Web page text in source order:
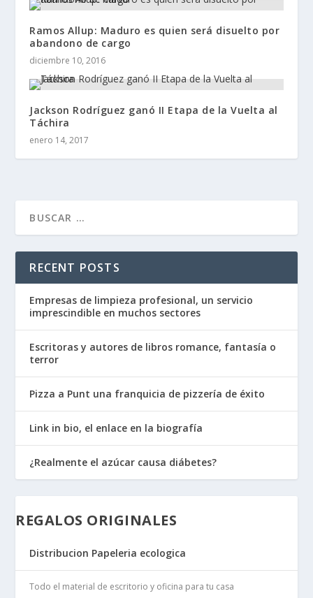
Ramos Allup: Maduro es quien será disuelto por
abandono de cargo
diciembre 10, 2016
Jackson Rodríguez ganó II Etapa de la Vuelta al
Táchira
enero 14, 2017
RECENT POSTS
Empresas de limpieza profesional, un servicio
imprescindible en muchos sectores
Escritoras y autores de libros romance, fantasía o
terror
Pizza a Punt una franquicia de pizzería de éxito
Link in bio, el enlace en la biografía
¿Realmente el azúcar causa diábetes?
REGALOS ORIGINALES
Distribucion Papeleria ecologica
Todo el material de escritorio y oficina para tu casa